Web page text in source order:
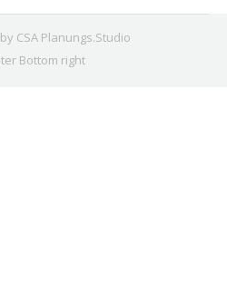
CSA Planungs.Studio
Bottom right